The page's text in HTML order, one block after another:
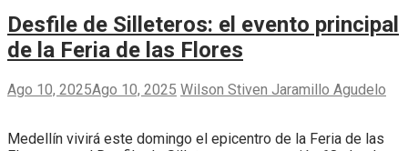
Desfile de Silleteros: el evento principal
de la Feria de las Flores
Ago 10, 2025Ago 10, 2025 Wilson Stiven Jaramillo Agudelo
Medellín vivirá este domingo el epicentro de la Feria de las